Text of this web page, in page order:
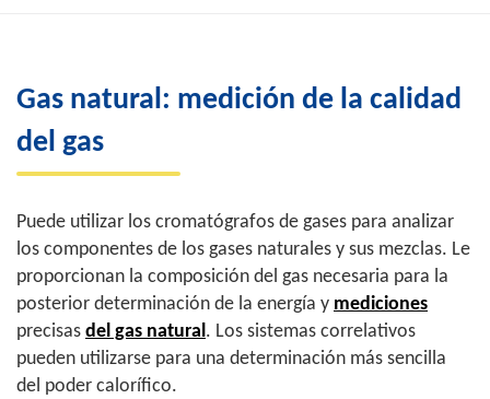
Gas natural: medición de la calidad
del gas
Puede utilizar los cromatógrafos de gases para analizar
los componentes de los gases naturales y sus mezclas. Le
proporcionan la composición del gas necesaria para la
posterior determinación de la energía y mediciones
precisas del gas natural. Los sistemas correlativos
pueden utilizarse para una determinación más sencilla
del poder calorífico.